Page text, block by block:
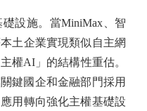
設施。當MiniMax、智
土企業實現類似自主網
權AI」的結構性重估。
鍵國企和金融部門採用
用轉向強化主權基礎設